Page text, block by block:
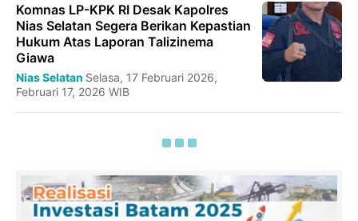
Komnas LP-KPK RI Desak Kapolres
Nias Selatan Segera Berikan Kepastian
Hukum Atas Laporan Talizinema
Giawa
Nias Selatan Selasa, 17 Februari 2026,
Februari 17, 2026 WIB